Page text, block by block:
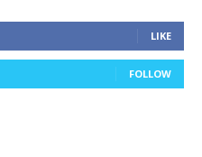
LIKE
FOLLOW